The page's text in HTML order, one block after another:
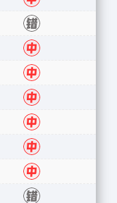
错
中
中
中
中
中
中
错